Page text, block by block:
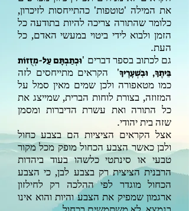
את המילה 'טוטפות' כהתייחסות לזיכרון,
כלומר שהתורה צריכה להיות בתודעה כל
הזמן ולבוא לידי ביטוי במעשי האדם, כל
העת.
גם לכתוב בספר דברים 'וּכְתַבְתָּם עַל-מְזֻזוֹת
בֵּיתֶךָ, וּבִשְׁעָרֶיךָ' הקראים מתייחסים לזה
כמו מטאפורה ולכן שמים מאין סמל על
המזוזה, בצורת לוחות הברית, שמייצג את
כל התורה ואת עשרת הדיברות ומסמן
שזה בית יהודי.
אצל הקראים הציציות הם בצבע כחול
ולבן כאשר הצבע הכחול מופק מכל מקור
טבעי או סינתטי כלשהו בעוד ביהדות
הרבנית הציצית רק בצבע לבן, כי הצבע
הכחול מוגדר לפי ההלכה רק לחילזון
ארגמון שמפיק את הצבע והיות והוא אינו